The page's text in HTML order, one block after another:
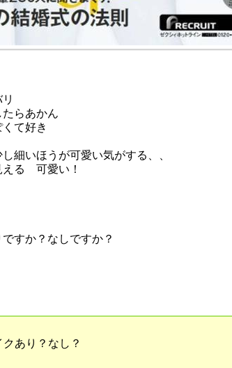
たらあかん
て好き
細いほうが可愛い気がする、、
える 可愛い！
すか？なしですか？
クあり？なし？